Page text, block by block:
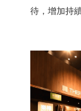
待，增加持